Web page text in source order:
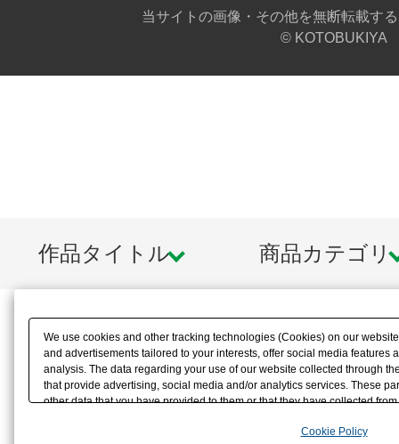
※本製品は再生産です。
※画像は試作品です。実際の商品と
ます。また撮影用に塗装されており
当サイトの画像・その他を無断転載す
© KOTOBUKIYA
作品タイトル 商品カテゴリ
We use cookies and other tracking technologies (Cookies) on our
and advertisements tailored to your interests, offer social media features
analysis. The data regarding your use of our website collected through
that provide advertising, social media and/or analytics services. These
other data that you have provided to them or that they have collected
the use of all Cookies except for Strictly Necessary Cookies, please
Cookie Policy